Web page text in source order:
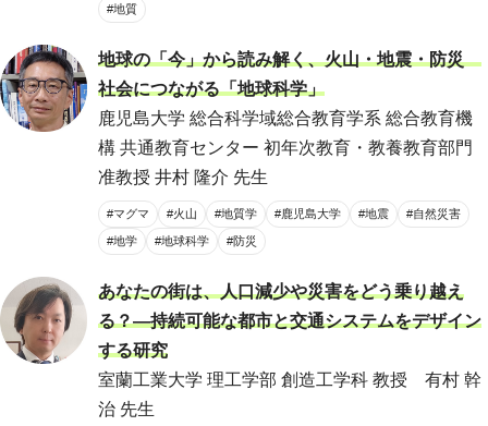
#地質
地球の「今」から読み解く、火山・地震・防災
社会につながる「地球科学」
鹿児島大学 総合科学域総合教育学系 総合教育機
構 共通教育センター 初年次教育・教養教育部門
准教授 井村 隆介 先生
#マグマ #火山 #地質学 #鹿児島大学 #地震 #自然災害
#地学 #地球科学 #防災
あなたの街は、人口減少や災害をどう乗り越え
る？―持続可能な都市と交通システムをデザイン
する研究
室蘭工業大学 理工学部 創造工学科 教授 有村 幹
治 先生